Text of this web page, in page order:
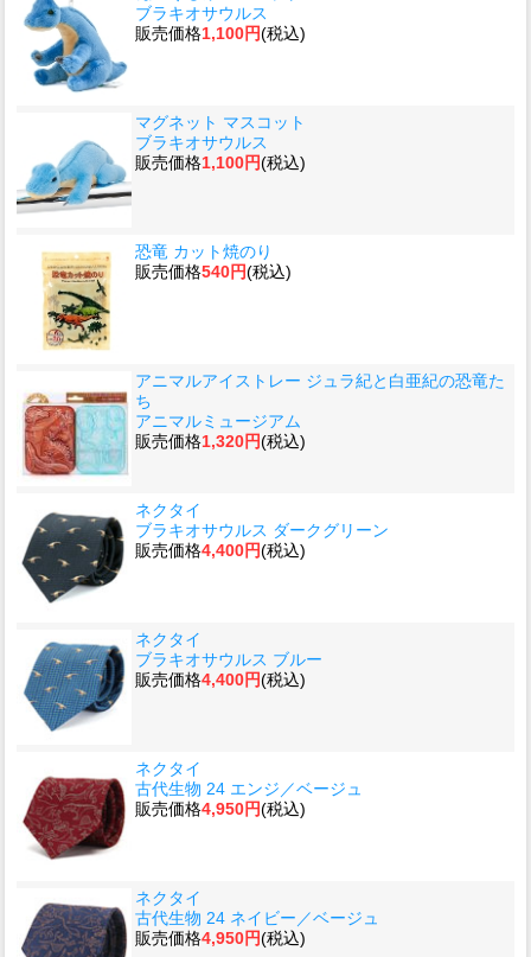
ブラキオサウルス
販売価格1,100円(税込)
マグネット マスコット
ブラキオサウルス
販売価格1,100円(税込)
恐竜 カット焼のり
販売価格540円(税込)
アニマルアイストレー ジュラ紀と白亜紀の恐竜た
ち
アニマルミュージアム
販売価格1,320円(税込)
ネクタイ
ブラキオサウルス ダークグリーン
販売価格4,400円(税込)
ネクタイ
ブラキオサウルス ブルー
販売価格4,400円(税込)
ネクタイ
古代生物 24 エンジ／ベージュ
販売価格4,950円(税込)
ネクタイ
古代生物 24 ネイビー／ベージュ
販売価格4,950円(税込)